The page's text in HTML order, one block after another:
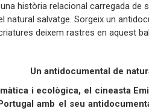
història relacional carregada
natural salvatge. Sorgeix un
deixem rastres en aquest
Un antidocumental de
i ecològica, el cineasta
amb el seu